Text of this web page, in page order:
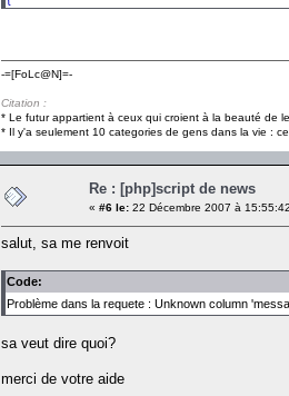
?>
-=[FoLc@N]=-
Citation :
* Le futur appartient à ceux qui croient à la beauté de
* Il y'a seulement 10 categories de gens dans la vie :
Re : [php]script de news
« #6 le: 22 Décembre 2007 à
salut, sa me renvoit
Code:
Problème dans la requete : Unknown column
sa veut dire quoi?
merci de votre aide